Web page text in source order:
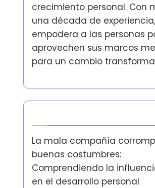
crecimiento personal. Con
una década de experiencia,
empodera a las personas
aprovechen sus marcos
para un cambio
La mala compañía
buenas costumbres:
Comprendiendo la
en el desarrollo personal